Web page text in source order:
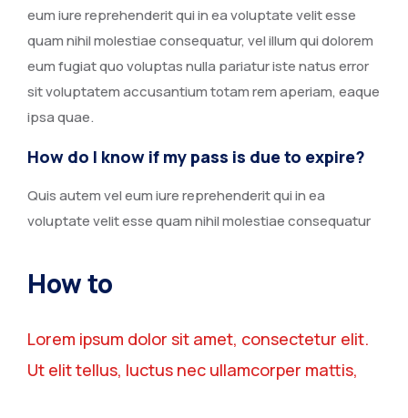
eum iure reprehenderit qui in ea voluptate velit esse
quam nihil molestiae consequatur, vel illum qui dolorem
eum fugiat quo voluptas nulla pariatur iste natus error
sit voluptatem accusantium totam rem aperiam, eaque
ipsa quae.
How do I know if my pass is due to expire?
Quis autem vel eum iure reprehenderit qui in ea
voluptate velit esse quam nihil molestiae consequatur
How to
Lorem ipsum dolor sit amet, consectetur elit.
Ut elit tellus, luctus nec ullamcorper mattis,